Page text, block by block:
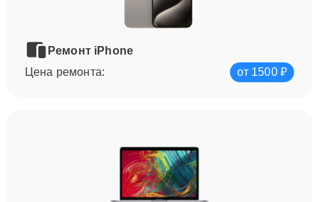
Ремонт iPhone
Цена ремонта:
от 1500 ₽